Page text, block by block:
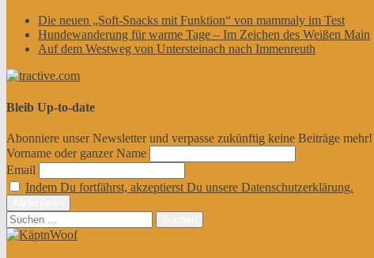
Die neuen „Soft-Snacks mit Funktion“ von mammaly im Test
Hundewanderung für warme Tage – Im Zeichen des Weißen Main
Auf dem Westweg von Untersteinach nach Immenreuth
Bleib Up-to-date
Abonniere unser Newsletter und verpasse zukünftig keine Beiträge mehr!
Vorname oder ganzer Name
Email
Indem Du fortfährst, akzeptierst Du unsere Datenschutzerklärung.
Suchen
nach: